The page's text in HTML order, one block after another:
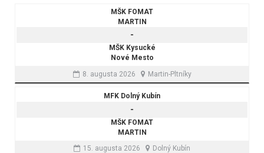
MŠK FOMAT
MARTIN
-
MŠK Kysucké
Nové Mesto
8. augusta 2026
Martin-Pltníky
MFK Dolný Kubín
-
MŠK FOMAT
MARTIN
15. augusta 2026
Dolný Kubín